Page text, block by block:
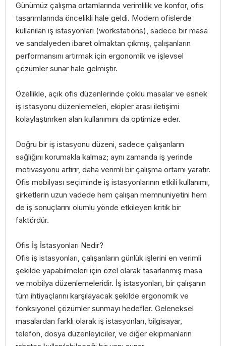
Günümüz çalışma ortamlarında verimlilik ve konfor, ofis
tasarımlarında öncelikli hale geldi. Modern ofislerde
kullanılan iş istasyonları (workstations), sadece bir masa
ve sandalyeden ibaret olmaktan çıkmış, çalışanların
performansını artırmak için ergonomik ve işlevsel
çözümler sunar hale gelmiştir.
Özellikle, açık ofis düzenlerinde çoklu masalar ve esnek
iş istasyonu düzenlemeleri, ekipler arası iletişimi
kolaylaştırırken alan kullanımını da optimize eder.
Doğru bir iş istasyonu düzeni, sadece çalışanların
sağlığını korumakla kalmaz; aynı zamanda iş yerinde
motivasyonu artırır, daha verimli bir çalışma ortamı yaratır.
Ofis mobilyası seçiminde iş istasyonlarının etkili kullanımı,
şirketlerin uzun vadede hem çalışan memnuniyetini hem
de iş sonuçlarını olumlu yönde etkileyen kritik bir
faktördür.
Ofis İş İstasyonları Nedir?
Ofis iş istasyonları, çalışanların günlük işlerini en verimli
şekilde yapabilmeleri için özel olarak tasarlanmış masa
ve mobilya düzenlemeleridir. İş istasyonları, bir çalışanın
tüm ihtiyaçlarını karşılayacak şekilde ergonomik ve
fonksiyonel çözümler sunmayı hedefler. Geleneksel
masalardan farklı olarak iş istasyonları, bilgisayar,
telefon, dosya düzenleyiciler, ve diğer ekipmanların